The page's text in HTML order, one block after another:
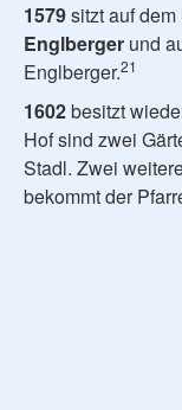
1579sitzt auf
Englberger und
Englberger.21
1602besitzt
Hof sind zwei
Stadl. Zwei
bekommt der